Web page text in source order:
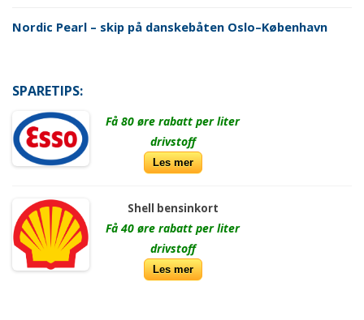
Nordic Pearl – skip på danskebåten Oslo–København
SPARETIPS:
Få 80 øre rabatt per liter
drivstoff
Les mer
Shell bensinkort
Få 40 øre rabatt per liter
drivstoff
Les mer